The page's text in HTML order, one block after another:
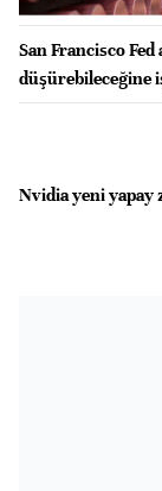
San Francisco
düşürebileceğine
Nvidia yeni yapay